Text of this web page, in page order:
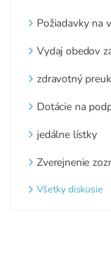
Požiadavky na
Vydaj obedov
zdravotný
Dotácie na
jedálne lístky
Zverejnenie
webovom sídle
Všetky diskusie